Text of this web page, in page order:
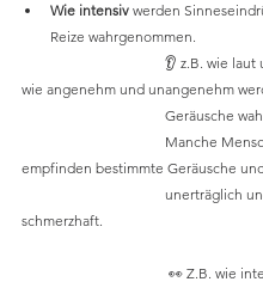
Wie intensiv werden
Reize wahrgenommen.
wie angenehm und unangenehm
Geräusche
empfinden bestimmte Geräusche